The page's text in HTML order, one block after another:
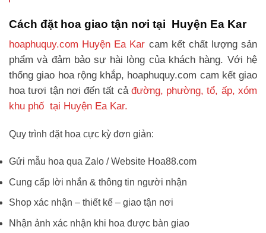
Cách đặt hoa giao tận nơi tại Huyện Ea Kar
hoaphuquy.com Huyện Ea Kar cam kết chất lượng sản
phẩm và đảm bảo sự hài lòng của khách hàng. Với hệ
thống giao hoa rộng khắp, hoaphuquy.com cam kết giao
hoa tươi tận nơi đến tất cả đường, phường, tổ, ấp, xóm
khu phố tại Huyện Ea Kar.
Quy trình đặt hoa cực kỳ đơn giản:
Gửi mẫu hoa qua Zalo / Website Hoa88.com
Cung cấp lời nhắn & thông tin người nhận
Shop xác nhận – thiết kế – giao tận nơi
Nhận ảnh xác nhận khi hoa được bàn giao